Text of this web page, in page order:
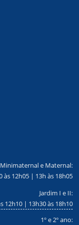
Minimaternal e Maternal:
às 12h05 | 13h às 18h05
Jardim I e II:
12h10 | 13h30 às 18h10
1º e 2º ano: